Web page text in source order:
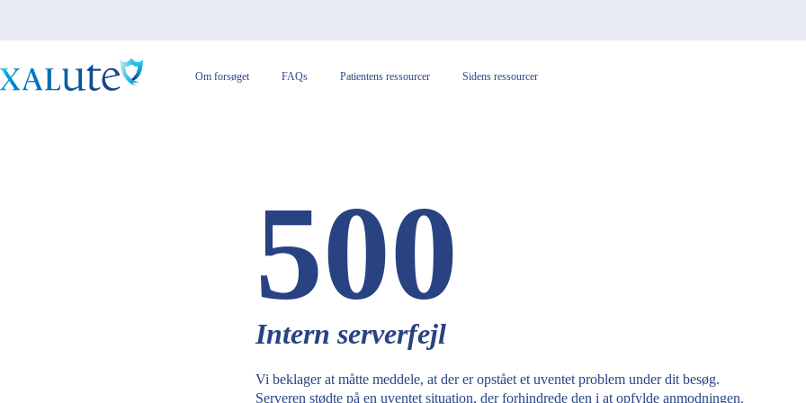
Om forsøget FAQs Patientens ressourcer Sidens ressourcer
500
Intern serverfejl
Vi beklager at måtte meddele, at der er opstået et uventet problem under dit besøg.
Serveren stødte på en uventet situation, der forhindrede den i at opfylde anmodningen.